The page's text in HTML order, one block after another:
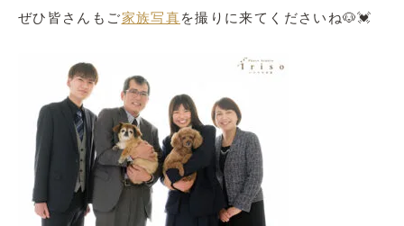
ぜひ皆さんもご家族写真を撮りに来てくださいね🐶💓